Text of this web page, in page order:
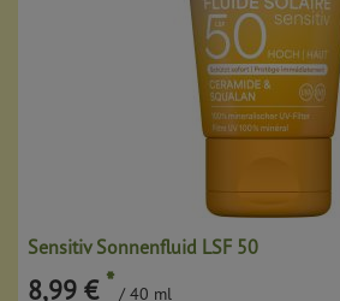
Sensitiv Sonnenfluid LSF 50
8,99 € * / 40 ml